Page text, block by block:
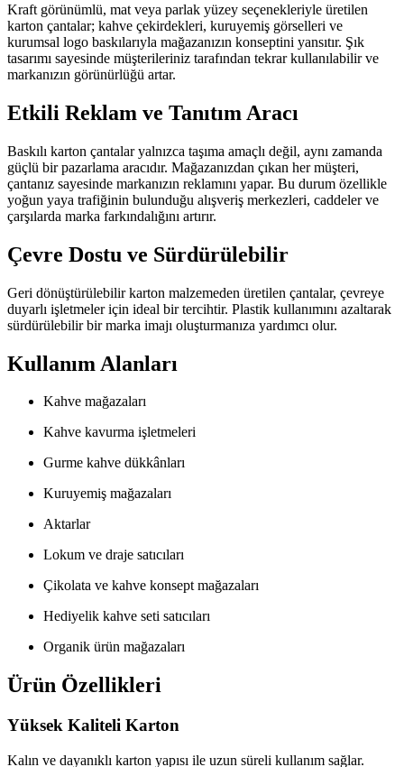
Kraft görünümlü, mat veya parlak yüzey seçenekleriyle üretilen
karton çantalar; kahve çekirdekleri, kuruyemiş görselleri ve
kurumsal logo baskılarıyla mağazanızın konseptini yansıtır. Şık
tasarımı sayesinde müşterileriniz tarafından tekrar kullanılabilir ve
markanızın görünürlüğü artar.
Etkili Reklam ve Tanıtım Aracı
Baskılı karton çantalar yalnızca taşıma amaçlı değil, aynı zamanda
güçlü bir pazarlama aracıdır. Mağazanızdan çıkan her müşteri,
çantanız sayesinde markanızın reklamını yapar. Bu durum özellikle
yoğun yaya trafiğinin bulunduğu alışveriş merkezleri, caddeler ve
çarşılarda marka farkındalığını artırır.
Çevre Dostu ve Sürdürülebilir
Geri dönüştürülebilir karton malzemeden üretilen çantalar, çevreye
duyarlı işletmeler için ideal bir tercihtir. Plastik kullanımını azaltarak
sürdürülebilir bir marka imajı oluşturmanıza yardımcı olur.
Kullanım Alanları
Kahve mağazaları
Kahve kavurma işletmeleri
Gurme kahve dükkânları
Kuruyemiş mağazaları
Aktarlar
Lokum ve draje satıcıları
Çikolata ve kahve konsept mağazaları
Hediyelik kahve seti satıcıları
Organik ürün mağazaları
Ürün Özellikleri
Yüksek Kaliteli Karton
Kalın ve dayanıklı karton yapısı ile uzun süreli kullanım sağlar.